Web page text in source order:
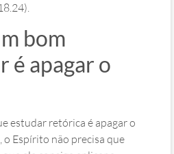
bom
é apagar o
estudar retórica é apagar o
o Espírito não precisa que